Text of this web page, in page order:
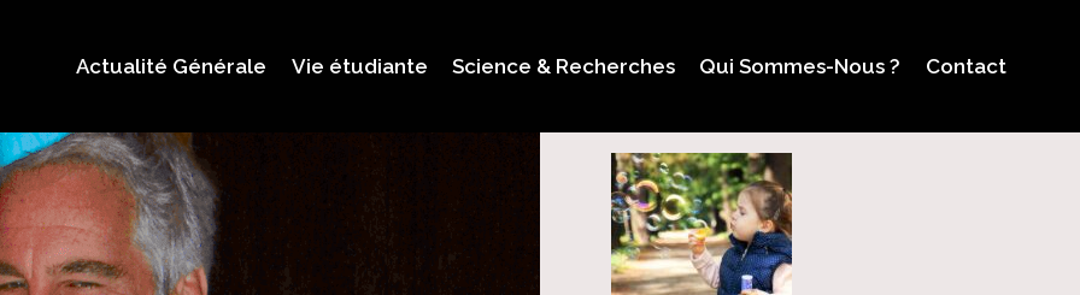
Actualité Générale Vie étudiante Science & Recherches Qui Sommes-Nous ? Contact